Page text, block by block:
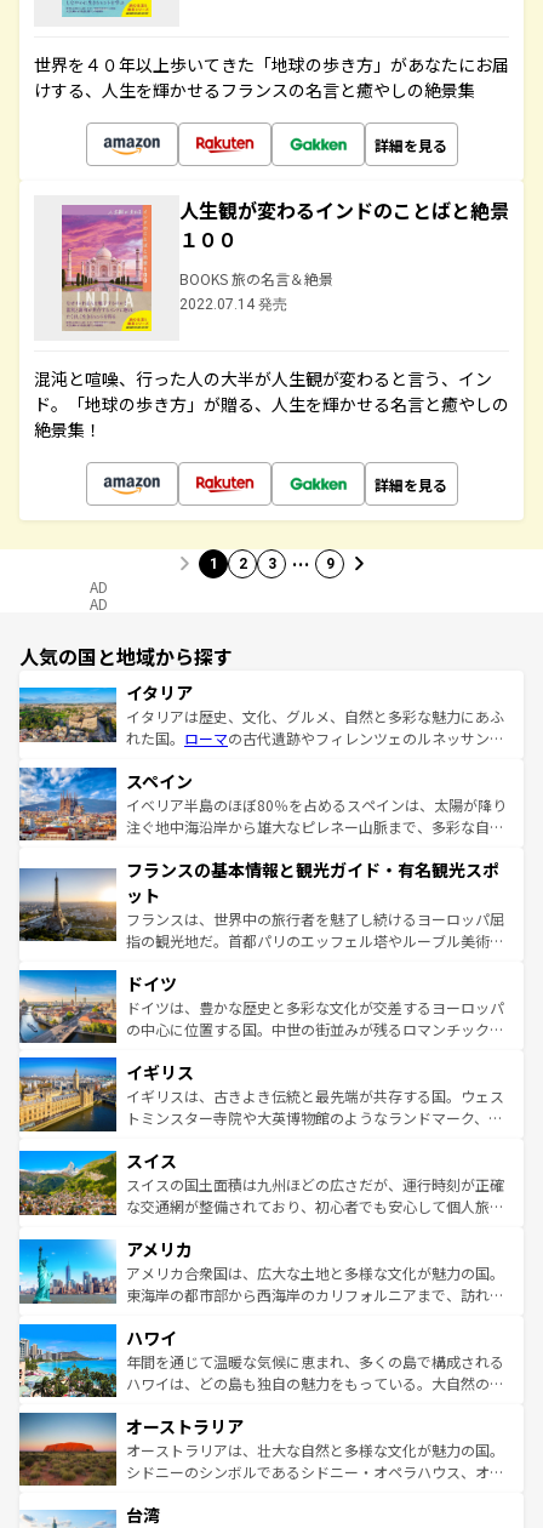
世界を４０年以上歩いてきた「地球の歩き方」があなたにお届
けする、人生を輝かせるフランスの名言と癒やしの絶景集
詳細を見る
人生観が変わるインドのことばと絶景
１００
BOOKS 旅の名言＆絶景
2022.07.14 発売
混沌と喧噪、行った人の大半が人生観が変わると言う、イン
ド。「地球の歩き方」が贈る、人生を輝かせる名言と癒やしの
絶景集！
詳細を見る
1 2 3 … 9
AD
AD
人気の国と地域から探す
イタリア
イタリアは歴史、文化、グルメ、自然と多彩な魅力にあふ
れた国。 ローマの古代遺跡やフィレンツェのルネッサンス
ろん、トスカーナの美しい田園風景やアマルフィ海岸の絶
景など、自然景観も見逃せない。観光の合間には、本場の
ピザやパスタなど、絶品のイタリア料理を堪能することも
ませてくれるイタリアで、忘れられない旅をしてみよう！
なお、新着のイタリア情報は
しい。
スペイン
イベリア半島のほぼ80％を占めるスペインは、太陽が降り
注ぐ地中海沿岸から雄大なピレネー山脈まで、多彩な自然
文化が根付くこの国では、情熱的なフラメンコ、熱気あふ
れる闘牛、そして美味しいタパスが生活の一部となってい
る。首都マドリードの洗練された雰囲気や、バルセロナの
アートに溢れた街角から、地方では古代ローマ遺跡や中世
せる。地方によって風土や気候が異なるスペインはその個
性で訪れる人を魅了する。 なお、新着のスペイン情報は コ
ンテンツ一覧を参照してほしい。
フランスの基本情報と観光ガイド・有名観光スポ
ット
フランスは、世界中の旅行者を魅了し続けるヨーロッパ屈
指の観光地だ。首都パリのエッフェル塔やルーブル美術館
で、幅広い魅力が詰まっている。華麗な宮殿、歴史的な大
聖堂、美しいビーチ、そして豊かな自然が、訪れる者を心
から魅了する。また、フランスは美食の国としても知ら
いる。シャンパンの発祥地であるランス、プロヴァンスの
香り高いラベンダー畑など、多彩な楽しみ方が可能だ。さ
らに、パリ以外の地域にも魅力が溢れており、どの街角に
れる地方に足を運ぶとそれぞれで全く異なる文化を体験で
きるだろう。 なお、新着のフランス情報はコンテンツ一覧
を参照してほしい。
ドイツ
ドイツは、豊かな歴史と多彩な文化が交差するヨーロッパ
の中心に位置する国。中世の街並みが残るロマンチック街
顔を持つこの国は、どこを歩いても飽きることがない。ベ
ルリンの文化的活気、バイエルン州のアルプスの絶景、そ
してライン川沿いのワイン畑といった風景は必見。ビール
は、お酒好きな人にはぜひ体験してほしい。 なお、新着の
ドイツ情報はコンテンツ一覧を参照してほしい。
イギリス
イギリスは、古きよき伝統と最先端が共存する国。ウェス
トミンスター寺院や大英博物館のようなランドマーク、歴
リアごとに異なる魅力がある。また、優雅なアフタヌーン
ティー、ビール好きにはたまらない英国パブ、サッカー観
戦など、本場だからこそできる体験も豊富。イギリスを旅
ンツ一覧を参照してほしい。
スイス
スイスの国土面積は九州ほどの広さだが、運行時刻が正確
な交通網が整備されており、初心者でも安心して個人旅行
の建物がそのまま残る町や、スイスならではのユニークな
博物館もあり、アルプス観光だけでなく町歩きも満喫する
ことができる。国民の所得が高いため物価も高いが、旅行
ば市内交通費無料で観光を楽しむこともできる。 なお、新
着のスイス情報はコンテンツ一覧 を参照してほしい。
アメリカ
アメリカ合衆国は、広大な土地と多様な文化が魅力の国。
東海岸の都市部から西海岸のカリフォルニアまで、訪れる
のような巨大都市は、観光、ショッピング、エンターテイ
ンメントが詰まった刺激的なスポットだ。一方、アメリカ
西部には大自然が広がり、グランドキャニオンやイエロー
部のニューオーリンズでは、音楽と美食が融合した独特の
文化が魅力。旅行者はアメリカの各地域で異なる魅力を楽
しみながら、その多様性と豊かな歴史を感じることができ
ならではの贅沢な旅のスタイルだ。 なお、新着のアメリカ
ハワイ
年間を通じて温暖な気候に恵まれ、多くの島で構成される
ハワイは、どの島も独自の魅力をもっている。大自然の神
ワイ島は見逃せない。また、定番の観光地といえばオアフ
島だが、静かな自然を求めるならマウイ島やカウアイ島が
おすすめ。エメラルドグリーンに輝く海をはじめ、豊かな
れるおもてなしの心で訪れる人々を迎えてくれるハワイの
オーストラリア
オーストラリアは、壮大な自然と多様な文化が魅力の国。
シドニーのシンボルであるシドニー・オペラハウス、オー
リアリーフや大陸中央部にそびえるウルル（エアーズロッ
台湾